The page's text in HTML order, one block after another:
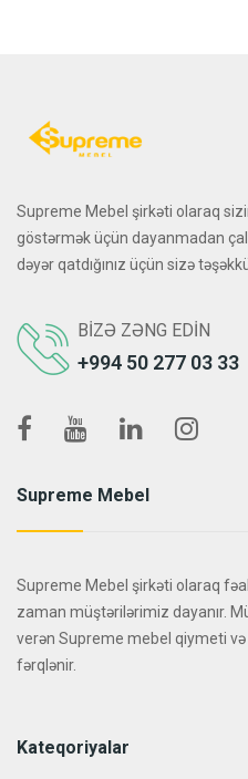
Supreme Mebel şirkəti olaraq
göstərmək üçün dayanmadan
dəyər qatdığınız üçün sizə
BIZƏ ZƏNG EDIN
+994 50 277 03 33
Supreme Mebel
Supreme Mebel şirkəti olaraq
zaman müştərilərimiz dayanır.
verən Supreme mebel qiymeti və
fərqlənir.
Kateqoriyalar